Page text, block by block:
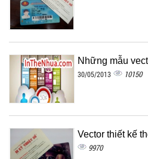
Những mẫu
30/05/2013 10150
Vector thiết kế
9970